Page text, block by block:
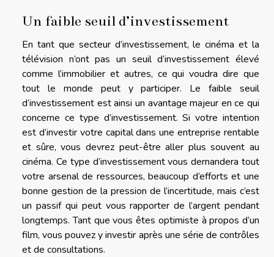
Un faible seuil d’investissement
En tant que secteur d’investissement, le cinéma et la
télévision n’ont pas un seuil d’investissement élevé
comme l’immobilier et autres, ce qui voudra dire que
tout le monde peut y participer. Le faible seuil
d’investissement est ainsi un avantage majeur en ce qui
concerne ce type d’investissement. Si votre intention
est d’investir votre capital dans une entreprise rentable
et sûre, vous devrez peut-être aller plus souvent au
cinéma. Ce type d’investissement vous demandera tout
votre arsenal de ressources, beaucoup d’efforts et une
bonne gestion de la pression de l’incertitude, mais c’est
un passif qui peut vous rapporter de l’argent pendant
longtemps. Tant que vous êtes optimiste à propos d’un
film, vous pouvez y investir après une série de contrôles
et de consultations.